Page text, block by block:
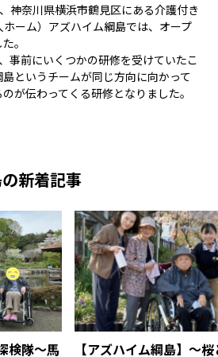
神奈川県横浜市鶴見区にある介護付き
ーム）アズハイム綱島では、オープ
。
事前にいくつかの研修を受けていたこ
というチームが同じ方向に向かって
が伝わってくる研修となりました。
新着記事
検隊～馬
【アズハイム綱島】〜